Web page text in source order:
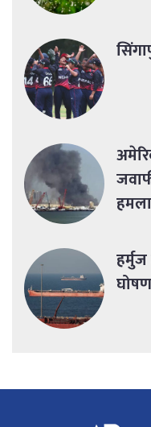
हमला